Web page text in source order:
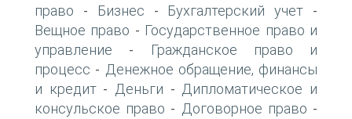
право - Бизнес - Бухгалтерский учет -
Вещное право - Государственное право и
управление -
Гражданское право и
процесс - Денежное обращение, финансы
и кредит- Деньги - Дипломатическое и
консульское право - Договорное право -